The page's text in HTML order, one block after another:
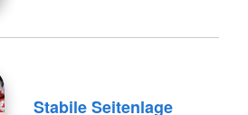
Stabile Seitenlage